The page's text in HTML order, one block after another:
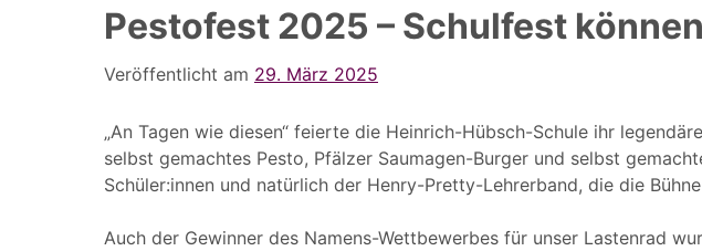
Pestofest 2025 – Schulfest
Veröffentlicht am 29. März 2025
„An Tagen wie diesen“ feierte die Heinrich-Hübsch-Schule ihr
selbst gemachtes Pesto, Pfälzer Saumagen-Burger und selbst
Schüler:innen und natürlich der Henry-Pretty-Lehrerband, die die
Auch der Gewinner des Namens-Wettbewerbes für unser Lastenrad